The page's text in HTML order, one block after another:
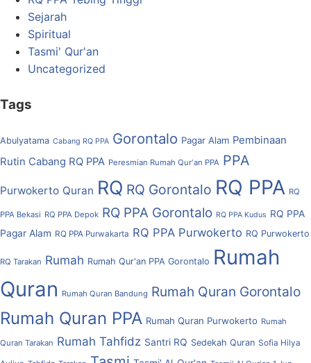
Sejarah
Spiritual
Tasmi' Qur'an
Uncategorized
Tags
Abulyatama Cabang RQ PPA Gorontalo Pagar Alam Pembinaan
Rutin Cabang RQ PPA Peresmian Rumah Qur'an PPA PPA
Purwokerto Quran RQ RQ Gorontalo RQ PPA RQ
PPA Bekasi RQ PPA Depok RQ PPA Gorontalo RQ PPA Kudus RQ PPA
Pagar Alam RQ PPA Purwakarta RQ PPA Purwokerto RQ Purwokerto
RQ Tarakan Rumah Rumah Qur'an PPA Gorontalo Rumah
Quran Rumah Quran Bandung Rumah Quran Gorontalo
Rumah Quran PPA Rumah Quran Purwokerto Rumah
Quran Tarakan Rumah Tahfidz Santri RQ Sedekah Quran Sofia Hilya